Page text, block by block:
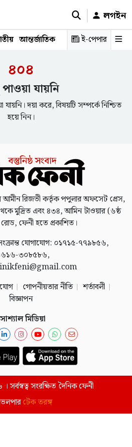
লগইন
আন্তর্জাতিক রাজনীতি স্বাস্থ্য শিক্ষা
ই-পেপার
৪০৪
যায়নি
দয়া করে, বিষয়টি সম্পর্কে নিশ্চিত
হয়ে নিন।
রিজভী কর্তৃক পপুলার অফসেট প্রেস,
মুদ্রিত এবং ৪৩৪, আমিন টাওয়ার (৬ষ্ঠ
ফেনী হতে প্রকাশিত।
যোগাযোগ: ০১৭১৫-৭৭৯৮৫৬,
৩০৮৫৮৬,
গোপনীয়তার নীতি
শর্তাবলী
বিজ্ঞাপন
মিডিয়া
সংরক্ষিত দৈনিক ফেনী
টেক তরঙ্গ